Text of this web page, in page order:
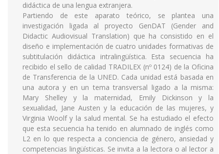
didáctica de una lengua extranjera.
Partiendo de este aparato teórico, se plantea una
investigación ligada al proyecto GenDAT (Gender and
Didactic Audiovisual Translation) que ha consistido en el
diseño e implementación de cuatro unidades formativas de
subtitulación didáctica intralingüística. Esta secuencia ha
recibido el sello de calidad TRADILEX (nº 0124) de la Oficina
de Transferencia de la UNED. Cada unidad está basada en
una autora y en un tema transversal ligado a la misma:
Mary Shelley y la maternidad, Emily Dickinson y la
sexualidad, Jane Austen y la educación de las mujeres, y
Virginia Woolf y la salud mental. Se ha estudiado el efecto
que esta secuencia ha tenido en alumnado de inglés como
L2 en lo que respecta a conciencia de género, ansiedad y
competencias lingüísticas. Se invita a la lectora o al lector a